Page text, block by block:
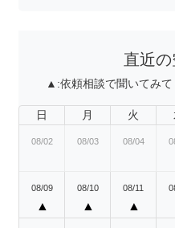
直近
▲:依頼相談で聞いてみ
日 月 火
08/02 08/03 08/04
08/09
▲
08/10
▲
08/11
▲